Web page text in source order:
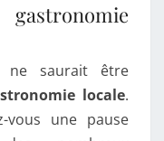
saurait être
locale.
vous une pause